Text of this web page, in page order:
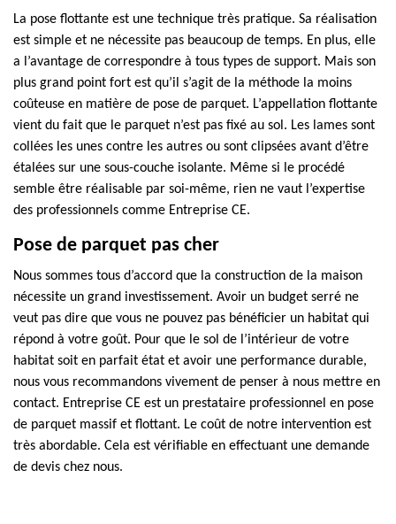
La pose flottante est une technique très pratique. Sa réalisation
est simple et ne nécessite pas beaucoup de temps. En plus, elle
a l’avantage de correspondre à tous types de support. Mais son
plus grand point fort est qu’il s’agit de la méthode la moins
coûteuse en matière de pose de parquet. L’appellation flottante
vient du fait que le parquet n’est pas fixé au sol. Les lames sont
collées les unes contre les autres ou sont clipsées avant d’être
étalées sur une sous-couche isolante. Même si le procédé
semble être réalisable par soi-même, rien ne vaut l’expertise
des professionnels comme Entreprise CE.
Pose de parquet pas cher
Nous sommes tous d’accord que la construction de la maison
nécessite un grand investissement. Avoir un budget serré ne
veut pas dire que vous ne pouvez pas bénéficier un habitat qui
répond à votre goût. Pour que le sol de l’intérieur de votre
habitat soit en parfait état et avoir une performance durable,
nous vous recommandons vivement de penser à nous mettre en
contact. Entreprise CE est un prestataire professionnel en pose
de parquet massif et flottant. Le coût de notre intervention est
très abordable. Cela est vérifiable en effectuant une demande
de devis chez nous.